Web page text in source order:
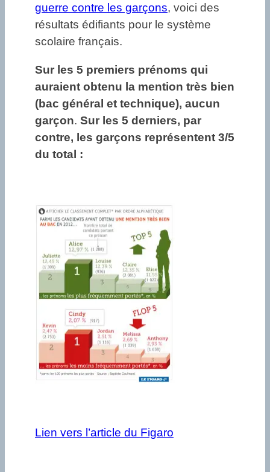
guerre contre les garçons, voici des
résultats édifiants pour le système
scolaire français.
Sur les 5 premiers prénoms qui
auraient obtenu la mention très bien
(bac général et technique), aucun
garçon. Sur les 5 derniers, par
contre, les garçons représentent 3/5
du total :
Lien vers l’article du Figaro